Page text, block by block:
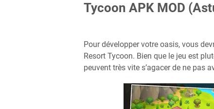
Tycoon APK MOD
Pour développer votre oasis, vous
Resort Tycoon. Bien que le jeu est
peuvent très vite s’agacer de ne pas